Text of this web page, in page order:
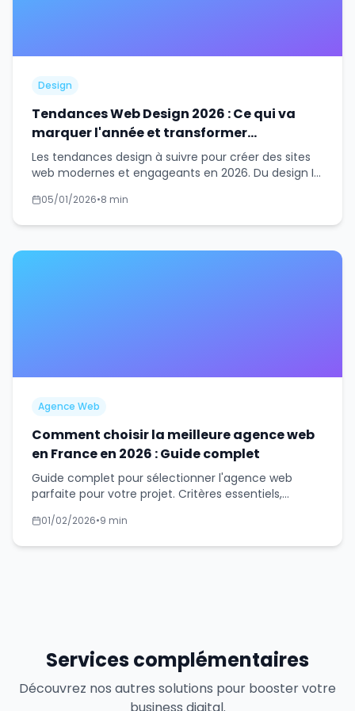
Design
Tendances Web Design 2026 : Ce qui va
marquer l'année et transformer
l'expérience utilisateur
Les tendances design à suivre pour créer des sites
web modernes et engageants en 2026. Du design IA
05/01/2026•8 min
Agence Web
Comment choisir la meilleure agence web
en France en 2026 : Guide complet
Guide complet pour sélectionner l'agence web
parfaite pour votre projet. Critères essentiels,
01/02/2026•9 min
Services complémentaires
Découvrez nos autres solutions pour booster votre